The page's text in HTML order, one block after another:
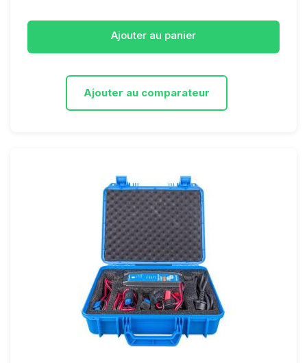
Ajouter au panier
Ajouter au comparateur